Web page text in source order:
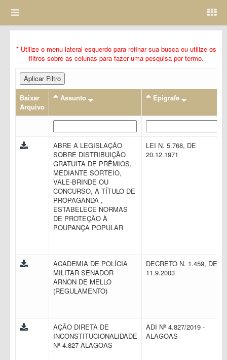
* Utilize o menu lateral esquerdo para refinar sua busca ou utilize os
filtros sobre as colunas para fazer uma pesquisa por termo.
Aplicar Filtro
Baixar
Arquivo
Assunto Epigrafe
ABRE A LEGISLAÇÃO
SOBRE DISTRIBUIÇÃO
GRATUITA DE PRÊMIOS,
MEDIANTE SORTEIO,
VALE-BRINDE OU
CONCURSO, A TÍTULO DE
PROPAGANDA ,
ESTABELECE NORMAS
DE PROTEÇÃO À
POUPANÇA POPULAR
LEI N. 5.768, DE
20.12.1971
ACADEMIA DE POLÍCIA
MILITAR SENADOR
ARNON DE MELLO
(REGULAMENTO)
DECRETO N. 1.459, DE
11.9.2003
AÇÃO DIRETA DE
INCONSTITUCIONALIDADE
Nº 4.827 ALAGOAS
ADI Nº 4.827/2019 -
ALAGOAS